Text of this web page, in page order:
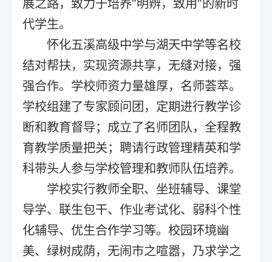
展之路，致力于培养“明辨，致用”的新时
代学生。
怀化五溪高级中学与湖天中学等名校
结对帮扶，实现资源共享，无缝对接，强
强合作。学校师资力量雄厚，名师荟萃。
学校组建了专家顾问团，定期进行教学诊
断和教育督导；成立了名师团队，全程教
育教学质量把关；聘请行政管理精英和学
科带头人参与学校管理和教师队伍培养。
学校实行教师全职、坐班辅导、课堂
导学、联生包干、作业考试化、弱科个性
化辅导、优生合作学习等。校园环境幽
美、绿树成荫，无闹市之喧嚣，乃求学之